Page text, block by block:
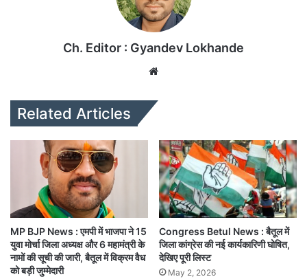
Ch. Editor : Gyandev Lokhande
Related Articles
MP BJP News : एमपी में भाजपा ने 15
युवा मोर्चा जिला अध्यक्ष और 6 महामंत्री के
नामों की सूची की जारी, बैतूल में विक्रम वैध
को बड़ी जुम्मेदारी
Congress Betul News : बैतूल में
जिला कांग्रेस की नई कार्यकारिणी घोषित,
देखिए पूरी लिस्ट
May 2, 2026